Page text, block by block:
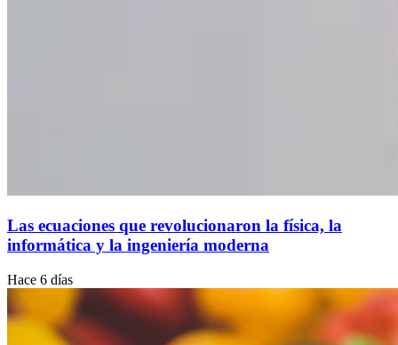
Las ecuaciones que revolucionaron la física, la
informática y la ingeniería moderna
Hace 6 días